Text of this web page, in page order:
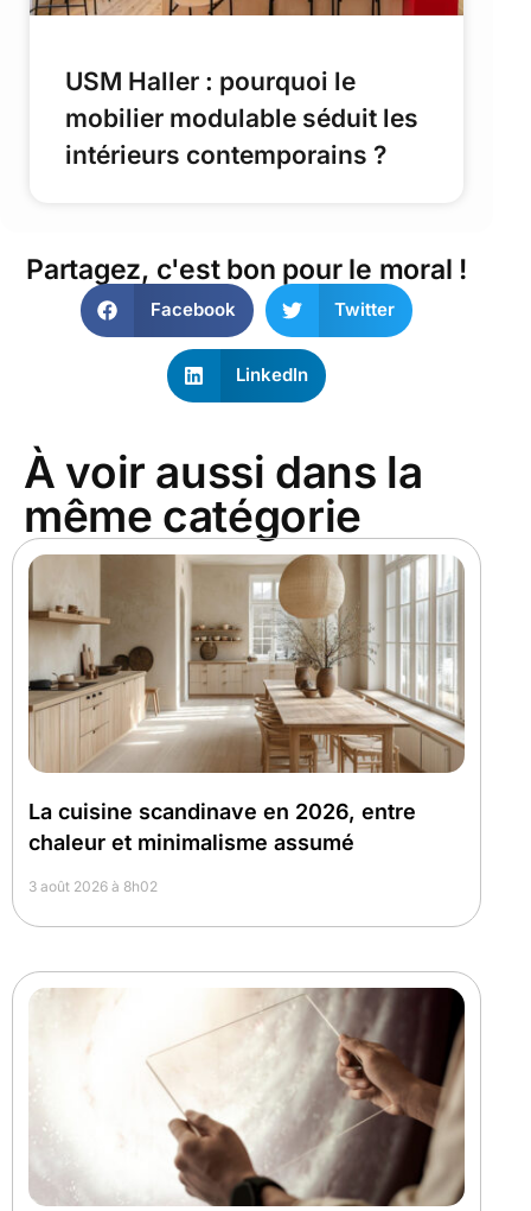
USM Haller : pourquoi le
mobilier modulable séduit les
intérieurs contemporains ?
Partagez, c'est bon pour le moral !
Facebook Twitter
LinkedIn
À voir aussi dans la
même catégorie
La cuisine scandinave en 2026, entre
chaleur et minimalisme assumé
3 août 2026 à 8h02